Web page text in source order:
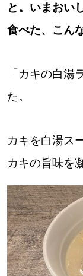
と。いまおい
食べた、こん
「カキの白湯
た。
カキを白湯ス
カキの旨味を